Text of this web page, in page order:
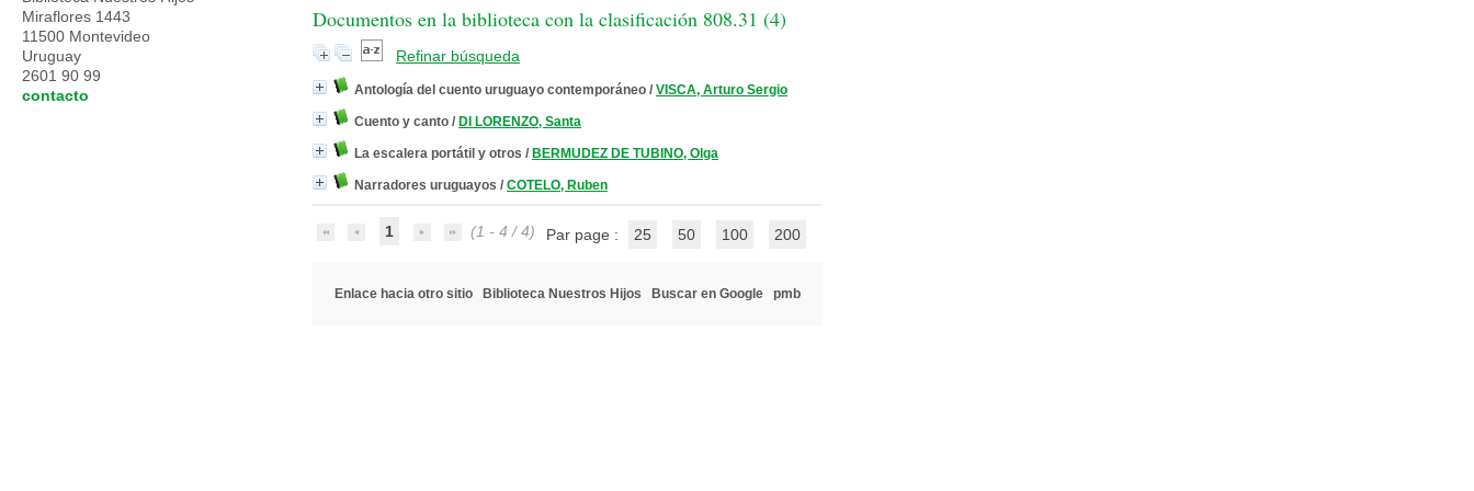
Documentos en la biblioteca con la clasificación 808.31 (4)
Refinar búsqueda
Antología del cuento uruguayo contemporáneo / VISCA, Arturo Sergio
Cuento y canto / DI LORENZO, Santa
La escalera portátil y otros / BERMUDEZ DE TUBINO, Olga
Narradores uruguayos / COTELO, Ruben
1 (1 - 4 / 4) Par page : 25 50 100 200
Enlace hacia otro sitio Biblioteca Nuestros Hijos Buscar en Google pmb
Miraflores 1443
11500 Montevideo
Uruguay
2601 90 99
contacto